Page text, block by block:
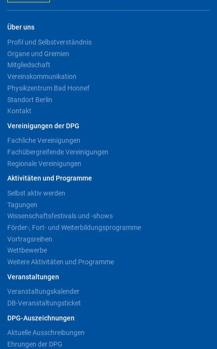
Über uns
Profil und Selbstverständnis
Organe und Gremien
Mitgliedschaft
Vereinskommunikation
Physikzentrum Bad Honnef
Standort Berlin
Kontakt
Vereinigungen der DPG
Fachliche Vereinigungen
Fachübergreifende Vereinigungen
Regionale Vereinigungen
Aktivitäten und Programme
Selbst aktiv werden
Tagungen
Wissenschaftsfestivals und -shows
Förder-, Fort- und Weiterbildungsprogramme
Vortragsreihen
Wettbewerbe
Weitere Aktivitäten und Programme
Veranstaltungen
Veranstaltungskalender
DB-Veranstaltungsticket
DPG-Auszeichnungen
Aktuelle Ausschreibungen
Ehrungen der DPG